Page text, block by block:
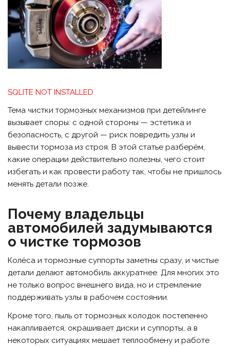
SQLITE NOT INSTALLED
Тема чистки тормозных механизмов при детейлинге
вызывает споры: с одной стороны — эстетика и
безопасность, с другой — риск повредить узлы и
вывести тормоза из строя. В этой статье разберём,
какие операции действительно полезны, чего стоит
избегать и как провести работу так, чтобы не пришлось
менять детали позже.
Почему владельцы
автомобилей задумываются
о чистке тормозов
Колёса и тормозные суппорты заметны сразу, и чистые
детали делают автомобиль аккуратнее. Для многих это
не только вопрос внешнего вида, но и стремление
поддерживать узлы в рабочем состоянии.
Кроме того, пыль от тормозных колодок постепенно
накапливается, окрашивает диски и суппорты, а в
некоторых ситуациях мешает теплообмену и работе